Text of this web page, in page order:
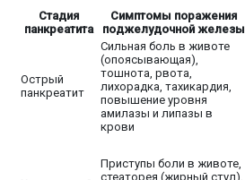
Стадия
панкреатита
Симптомы поражения
поджелудочной железы
Острый
панкреатит
Сильная боль в животе
(опоясывающая),
тошнота, рвота,
лихорадка, тахикардия,
повышение уровня
амилазы и липазы в
крови
Приступы боли в животе,
стеаторея (жирный стул),